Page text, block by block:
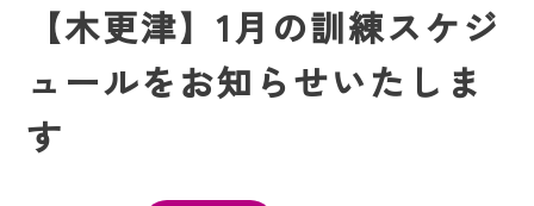
【木更津】1月の訓練スケジ
ュールをお知らせいたしま
す